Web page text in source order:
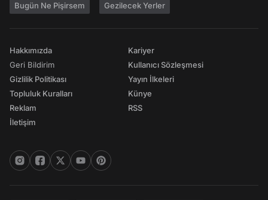
Bugün Ne Pişirsem Gezilecek Yerler
Hakkımızda
Geri Bildirim
Gizlilik Politikası
Topluluk Kuralları
Reklam
İletişim
Kariyer
Kullanıcı Sözleşmesi
Yayın İlkeleri
Künye
RSS